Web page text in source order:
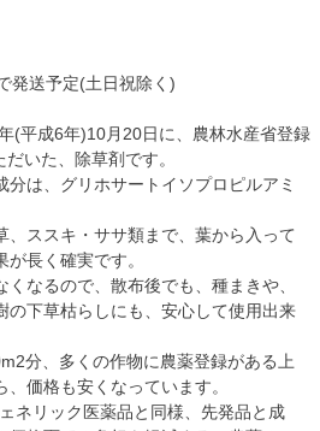
発送予定(土日祝除く)
(平成6年)10月20日に、農林水産省登録
いた、除草剤です。
分は、グリホサートイソプロピルアミ
、ススキ・ササ類まで、葉から入って
長く確実です。
くなるので、散布後でも、種まきや、
の下草枯らしにも、安心して使用出来
分、多くの作物に農薬登録がある上
価格も安くなっています。
ネリック医薬品と同様、先発品と成